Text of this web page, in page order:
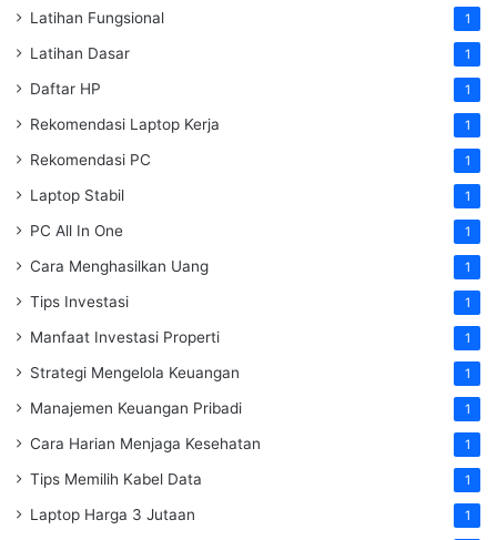
Latihan Fungsional 1
Latihan Dasar 1
Daftar HP 1
Rekomendasi Laptop Kerja 1
Rekomendasi PC 1
Laptop Stabil 1
PC All In One 1
Cara Menghasilkan Uang 1
Tips Investasi 1
Manfaat Investasi Properti 1
Strategi Mengelola Keuangan 1
Manajemen Keuangan Pribadi 1
Cara Harian Menjaga Kesehatan 1
Tips Memilih Kabel Data 1
Laptop Harga 3 Jutaan 1